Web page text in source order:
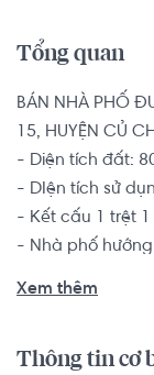
Tổng quan
BÁN NHÀ PHỐ
15, HUYỆN CỦ CHI
- Diện tích đất:
- DIện tích sử
- Kết cấu 1 trệt
- Nhà phố
Xem thêm
Thông tin cơ